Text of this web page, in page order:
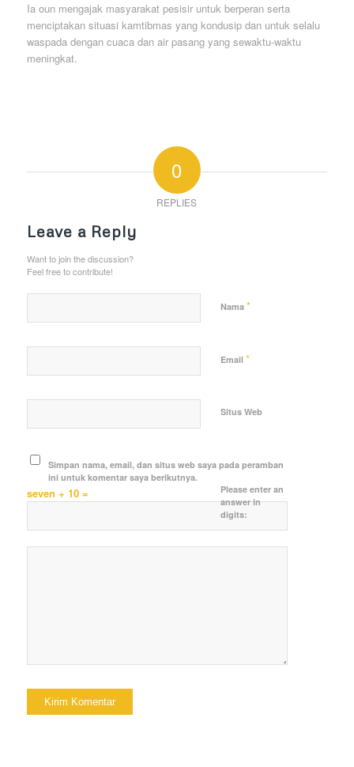
Ia oun mengajak masyarakat pesisir untuk berperan serta
menciptakan situasi kamtibmas yang kondusip dan untuk selalu
waspada dengan cuaca dan air pasang yang sewaktu-waktu
meningkat.
0
REPLIES
Leave a Reply
Want to join the discussion?
Feel free to contribute!
Nama *
Email *
Situs Web
Simpan nama, email, dan situs web saya pada peramban
ini untuk komentar saya berikutnya.
Please enter an
answer in
digits:
seven + 10 =